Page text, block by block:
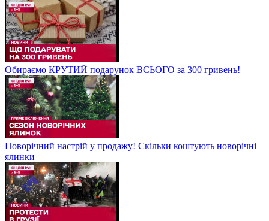
Обираємо КРУТИЙ подарунок ВСЬОГО за 300 гривень!
Новорічний настрій у продажу! Скільки коштують новорічні
ялинки